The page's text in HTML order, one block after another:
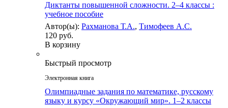
Диктанты повышенной сложности. 2–4 классы :
учебное пособие
Автор(ы): Рахманова Т.А., Тимофеев А.С.
120 руб.
В корзину
Быстрый просмотр
Электронная книга
Олимпиадные задания по математике, русскому
языку и курсу «Окружающий мир». 1–2 классы